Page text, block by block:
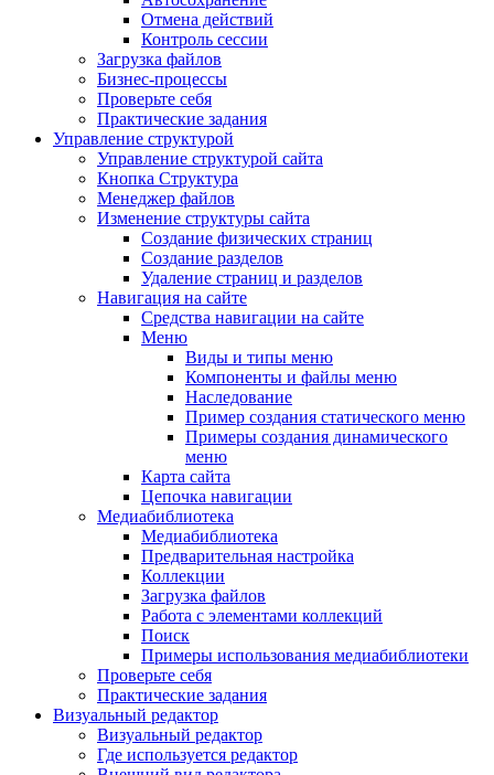
Отмена действий
Контроль сессии
Загрузка файлов
Бизнес-процессы
Проверьте себя
Практические задания
Управление структурой
Управление структурой сайта
Кнопка Структура
Менеджер файлов
Изменение структуры сайта
Создание физических страниц
Создание разделов
Удаление страниц и разделов
Навигация на сайте
Средства навигации на сайте
Меню
Виды и типы меню
Компоненты и файлы меню
Наследование
Пример создания статического меню
Примеры создания динамического
меню
Карта сайта
Цепочка навигации
Медиабиблиотека
Медиабиблиотека
Предварительная настройка
Коллекции
Загрузка файлов
Работа с элементами коллекций
Поиск
Примеры использования медиабиблиотеки
Проверьте себя
Практические задания
Визуальный редактор
Визуальный редактор
Где используется редактор